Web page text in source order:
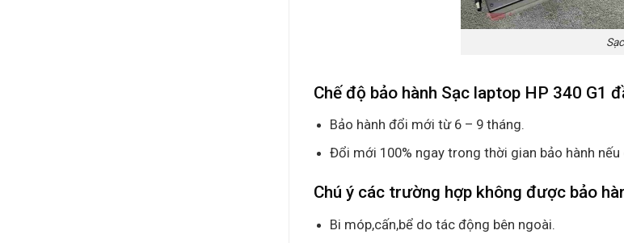
Chế độ bảo hành Sạc laptop HP 340 G1
Bảo hành đổi mới từ 6 – 9 tháng.
Đổi mới 100% ngay trong thời gian bảo hành
Chú ý các trường hợp không được bảo
Bi móp,cấn,bể do tác động bên ngoài.